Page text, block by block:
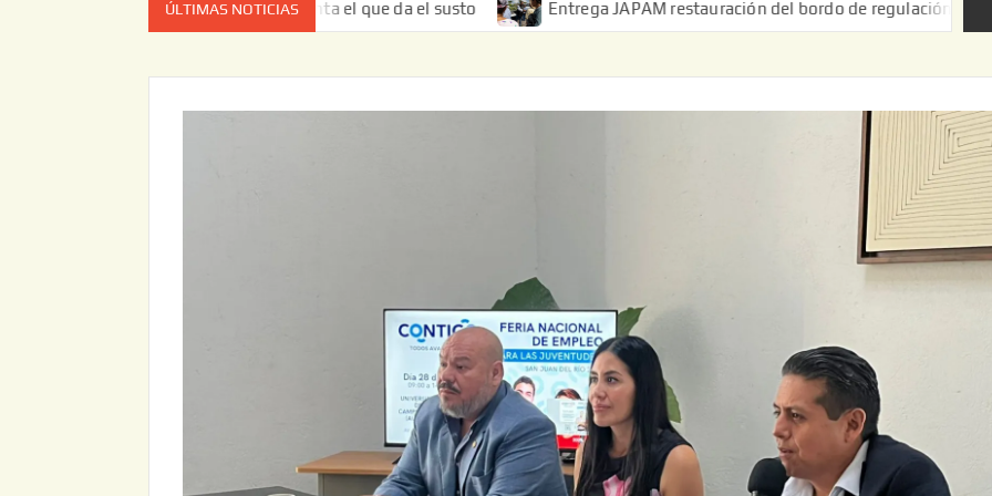
ÚLTIMAS NOTICIAS
vez no es el estado de cuenta el que da el susto Entrega JAPAM restauración del bordo de regulación en el Ejido de